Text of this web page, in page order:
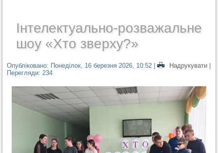
Інтелектуально-розважальне
шоу «Хто зверху?»
Опубліковано: Понеділок, 16 березня 2026, 10:52 | Надрукувати
Перегляди: 234